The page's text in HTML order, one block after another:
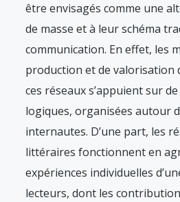
être envisagés comme une
de masse et à leur schéma
communication. En effet, les
production et de valorisation
ces réseaux s’appuient sur
logiques, organisées autour
internautes. D’une part, les
littéraires fonctionnent en
expériences individuelles
lecteurs, dont les